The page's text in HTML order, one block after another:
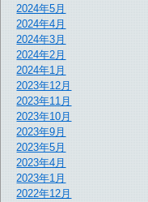
2024年5月
2024年4月
2024年3月
2024年2月
2024年1月
2023年12月
2023年11月
2023年10月
2023年9月
2023年5月
2023年4月
2023年1月
2022年12月